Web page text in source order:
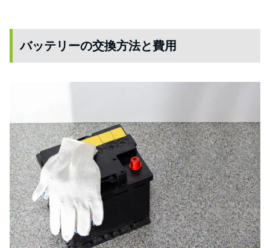
バッテリーの交換方法と費用